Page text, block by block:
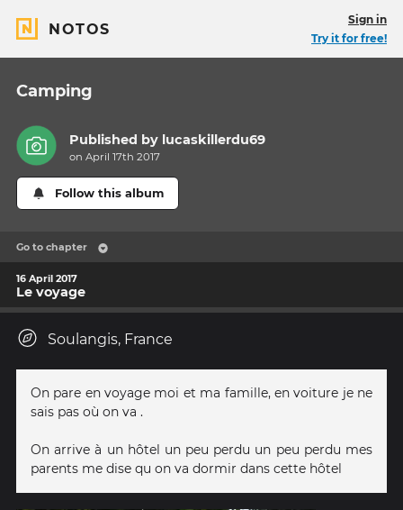
NOTOS
Sign in
Try it for free!
Camping
Published by lucaskillerdu69
on April 17th 2017
Follow this album
Go to chapter
16 April 2017
Le voyage
Soulangis, France
On pare en voyage moi et ma famille, en voiture je ne
sais pas où on va .
On arrive à un hôtel un peu perdu un peu perdu mes
parents me dise qu on va dormir dans cette hôtel